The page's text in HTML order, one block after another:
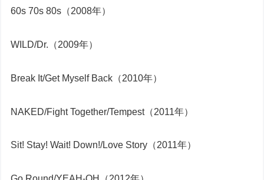
60s 70s 80s（2008年）
WILD/Dr.（2009年）
Break It/Get Myself Back（2010年）
NAKED/Fight Together/Tempest（2011年）
Sit! Stay! Wait! Down!/Love Story（2011年）